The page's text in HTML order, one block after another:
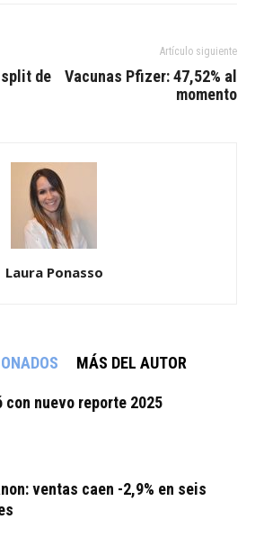
split de
Artículo siguiente
Vacunas Pfizer: 47,52% al
momento
Laura Ponasso
MÁS DEL AUTOR
con nuevo reporte 2025
ventas caen -2,9% en seis